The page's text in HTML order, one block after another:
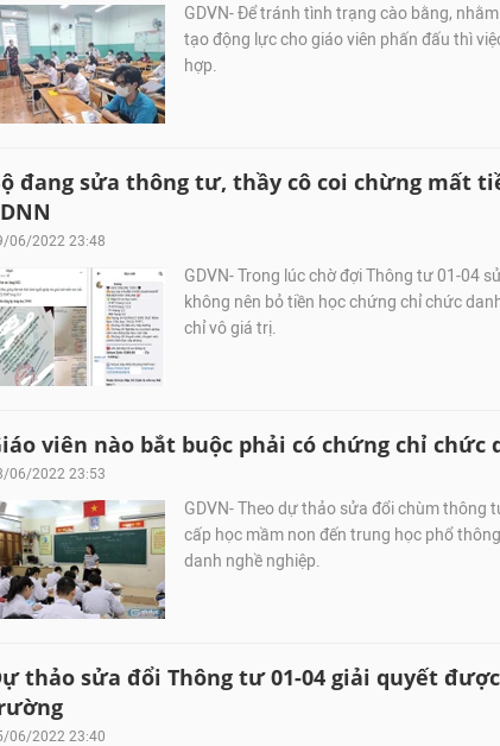
GDVN- Để tránh tình trạng cào bằng,
tạo động lực cho giáo viên phấn đấu thì
hợp.
đang sửa thông tư, thầy cô coi chừng mất
06/2022 23:48
GDVN- Trong lúc chờ đợi Thông tư 01-04
không nên bỏ tiền học chứng chỉ chức
chỉ vô giá trị.
viên nào bắt buộc phải có chứng chỉ chức
06/2022 23:53
GDVN- Theo dự thảo sửa đổi chùm thông
cấp học mầm non đến trung học phổ
danh nghề nghiệp.
thảo sửa đổi Thông tư 01-04 giải quyết
06/2022 23:40